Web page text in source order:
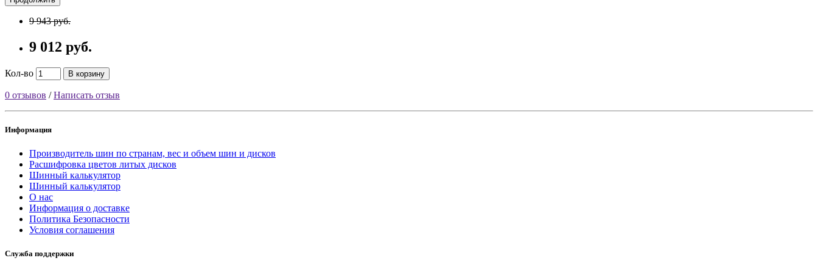
9 943 руб.
9 012 руб.
Кол-во В корзину
0 отзывов /Написать отзыв
Информация
Производитель шин по странам, вес и объем шин и дисков
Расшифровка цветов литых дисков
Шинный калькулятор
Шинный калькулятор
О нас
Информация о доставке
Политика Безопасности
Условия соглашения
Служба поддержки